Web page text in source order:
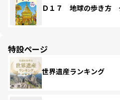
Ｄ１７ 地球の歩き方
特設ページ
世界遺産ランキング